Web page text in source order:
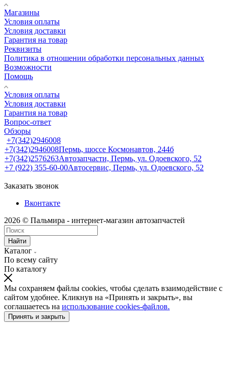
Магазины
Условия оплаты
Условия доставки
Гарантия на товар
Реквизиты
Политика в отношении обработки персональных данных
Возможности
Помощь
Условия оплаты
Условия доставки
Гарантия на товар
Вопрос-ответ
Обзоры
+7(342)2946008
+7(342)2946008Пермь, шоссе Космонавтов, 244б
+7(342)2576263Автозапчасти, Пермь, ул. Одоевского, 52
+7 (922) 355-60-00Автосервис, Пермь, ул. Одоевского, 52
Заказать звонок
Вконтакте
2026 © Пальмира - интернет-магазин автозапчастей
Найти
Каталог
По всему сайту
По каталогу
Мы сохраняем файлы cookies, чтобы сделать взаимодействие с
сайтом удобнее. Кликнув на «Принять и закрыть», вы
соглашаетесь на использование cookies-файлов.
Принять и закрыть